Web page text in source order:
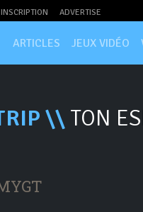
ADVERTISE
ARTICLES JEUX VIDÉO
\\ TON